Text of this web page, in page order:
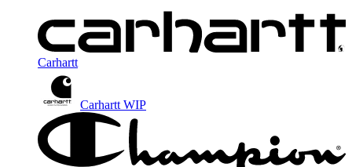
Carhartt
Carhartt WIP